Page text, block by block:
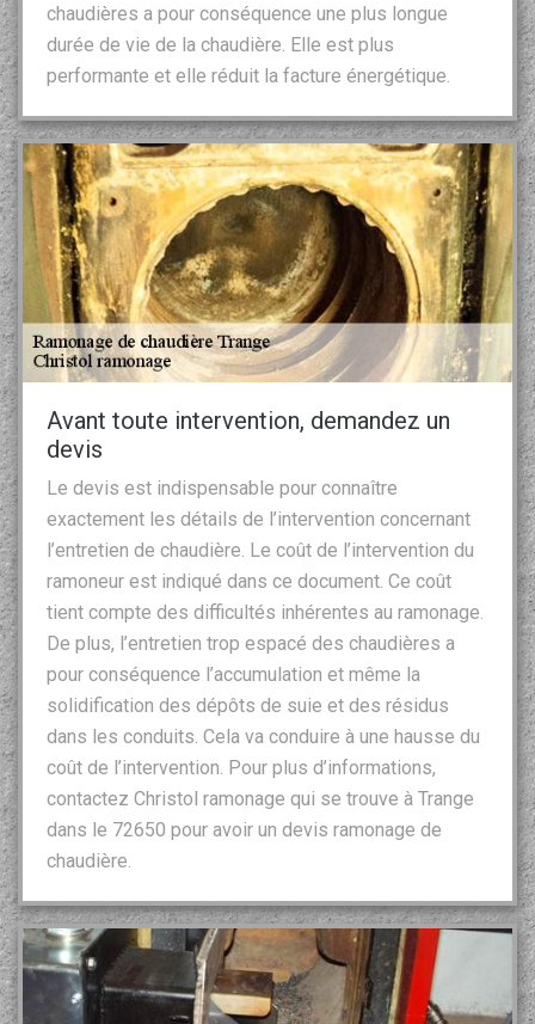
chaudières a pour conséquence une plus longue
durée de vie de la chaudière. Elle est plus
performante et elle réduit la facture énergétique.
Avant toute intervention, demandez un
devis
Le devis est indispensable pour connaître
exactement les détails de l’intervention concernant
l’entretien de chaudière. Le coût de l’intervention du
ramoneur est indiqué dans ce document. Ce coût
tient compte des difficultés inhérentes au ramonage.
De plus, l’entretien trop espacé des chaudières a
pour conséquence l’accumulation et même la
solidification des dépôts de suie et des résidus
dans les conduits. Cela va conduire à une hausse du
coût de l’intervention. Pour plus d’informations,
contactez Christol ramonage qui se trouve à Trange
dans le 72650 pour avoir un devis ramonage de
chaudière.